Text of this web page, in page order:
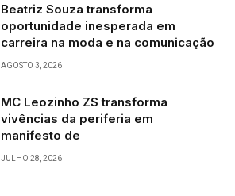
Beatriz Souza transforma
oportunidade inesperada em
carreira na moda e na comunicação
AGOSTO 3, 2026
MC Leozinho ZS transforma
vivências da periferia em
manifesto de
JULHO 28, 2026